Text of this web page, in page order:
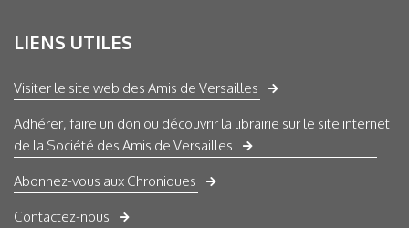
LIENS UTILES
Visiter le site web des Amis de Versailles
Adhérer, faire un don ou découvrir la librairie sur le site internet
de la Société des Amis de Versailles
Abonnez-vous aux Chroniques
Contactez-nous